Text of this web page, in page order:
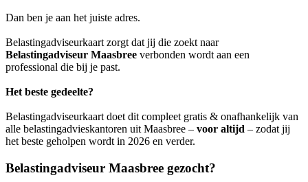
Dan ben je aan het juiste adres.
Belastingadviseurkaart zorgt dat jij die zoekt naar
Belastingadviseur Maasbree verbonden wordt aan een
professional die bij je past.
Het beste gedeelte?
Belastingadviseurkaart doet dit compleet gratis & onafhankelijk van
alle belastingadvieskantoren uit Maasbree – voor altijd – zodat jij
het beste geholpen wordt in 2026 en verder.
Belastingadviseur Maasbree gezocht?